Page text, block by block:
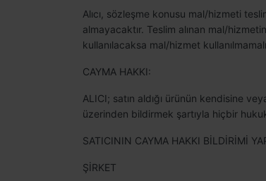
Alıcı, sözleşme konusu mal/hizmeti
almayacaktır. Teslim alınan mal/
kullanılacaksa mal/hizmet
CAYMA HAKKI:
ALICI; satın aldığı ürünün kendisine
üzerinden bildirmek şartıyla hiçbir
SATICININ CAYMA HAKKI BİLDİRİMİ
ŞİRKET